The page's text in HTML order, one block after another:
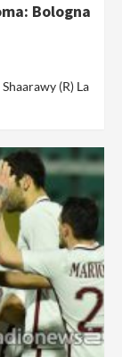
Bologna
(R) La